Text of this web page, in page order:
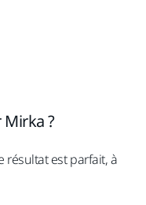
?
résultat est parfait, à